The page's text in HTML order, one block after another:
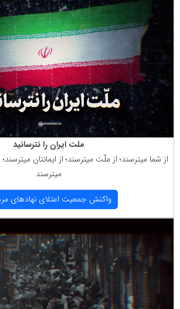
ملت ایران را نترسانید
از شما میترسند؛ از ملّت میترسند؛ از ایمانتان
میترسند
واكنش جمعیت اعتلای نهادهای